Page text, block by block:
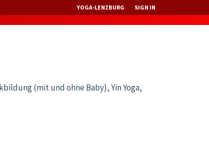
YOGA-LENZBURG SIGN IN
(mit und ohne Baby), Yin Yoga,